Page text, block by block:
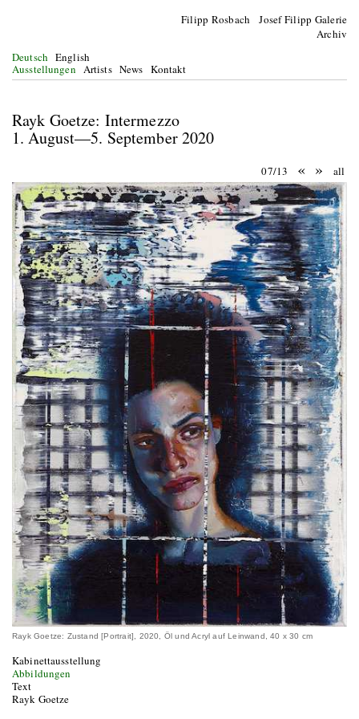
Filipp Rosbach Josef Filipp Galerie
Archiv
Deutsch English
Ausstellungen Artists News Kontakt
Rayk Goetze: Intermezzo
1. August—5. September 2020
07/13 « » all
Rayk Goetze: Zustand [Portrait], 2020, Öl und Acryl auf Leinwand, 40 x 30 cm
Kabinettausstellung
Abbildungen
Text
Rayk Goetze